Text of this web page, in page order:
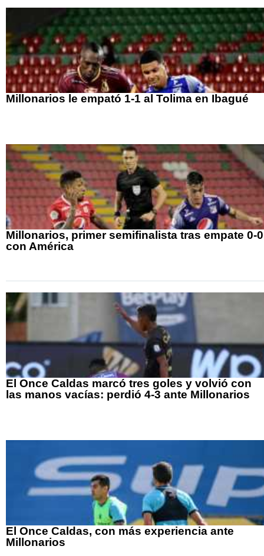
Millonarios le empató 1-1 al Tolima en Ibagué
Millonarios, primer semifinalista tras empate 0-0
con América
El Once Caldas marcó tres goles y volvió con
las manos vacías: perdió 4-3 ante Millonarios
El Once Caldas, con más experiencia ante
Millonarios